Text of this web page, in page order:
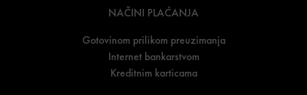
NAČINI PLAĆANJA
Gotovinom prilikom preuzimanja
Internet bankarstvom
Kreditnim karticama